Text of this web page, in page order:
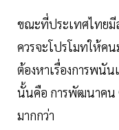
ขณะที่ประเทศไทยมี
ควรจะโปรโมทให้คน
ต้องหาเรื่องการพนัน
นั้นคือ การพัฒนาคน
มากกว่า